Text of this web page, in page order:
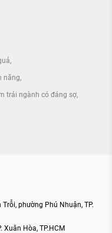
năng
trái ngành có đáng sợ
phường Phú Nhuận, TP.
Xuân Hòa, TP.HCM